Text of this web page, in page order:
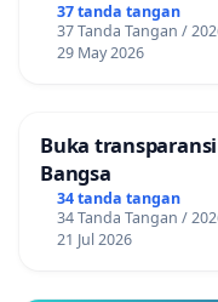
37 tanda tangan
37 Tanda Tangan /
29 May 2026
Buka
Bangsa
34 tanda tangan
34 Tanda Tangan /
21 Jul 2026